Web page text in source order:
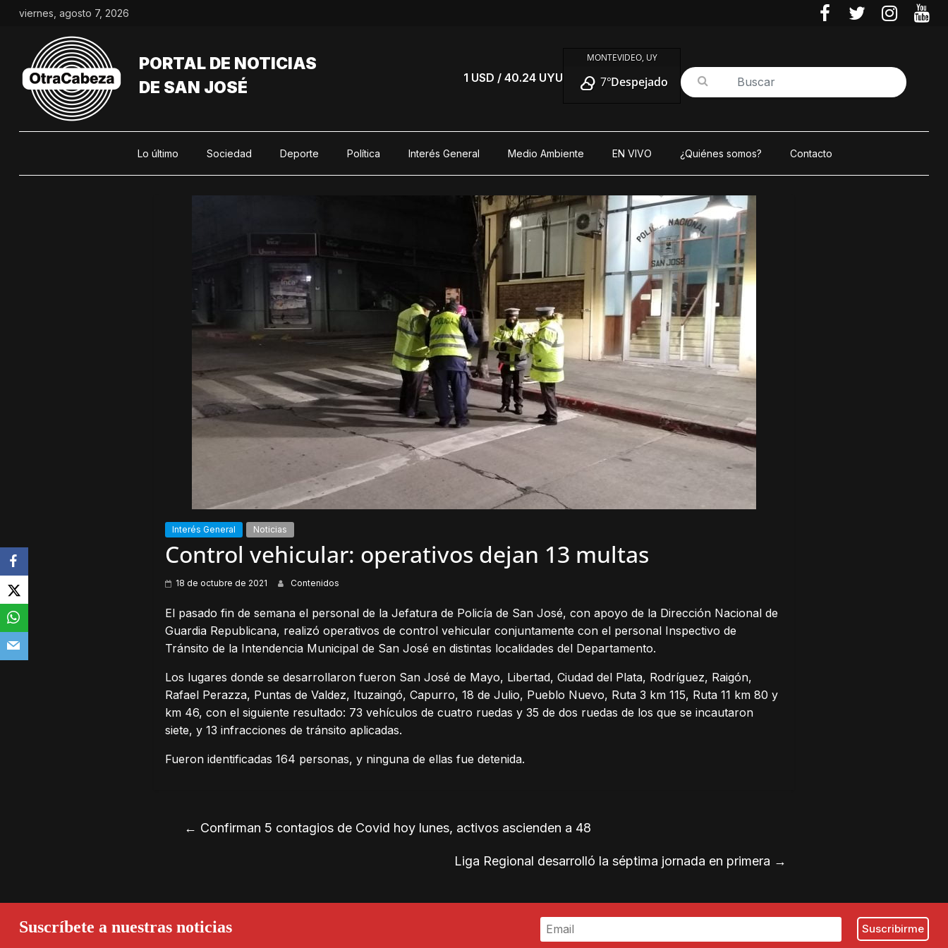
Saltar
contenido
viernes, agosto 7, 2026
PORTAL DE NOTICIAS
DE SAN JOSÉ
1 USD / 40.24 UYU
MONTEVIDEO, UY
7°Despejado
Lo último Sociedad Deporte Política Interés General Medio Ambiente EN VIVO ¿Quiénes somos? Contacto
Interés General Noticias
Control vehicular: operativos dejan 13 multas
18 de octubre de 2021 Contenidos
El pasado fin de semana el personal de la Jefatura de Policía de San José, con apoyo de la Dirección Nacional de
Guardia Republicana, realizó operativos de control vehicular conjuntamente con el personal Inspectivo de
Tránsito de la Intendencia Municipal de San José en distintas localidades del Departamento.
Los lugares donde se desarrollaron fueron San José de Mayo, Libertad, Ciudad del Plata, Rodríguez, Raigón,
Rafael Perazza, Puntas de Valdez, Ituzaingó, Capurro, 18 de Julio, Pueblo Nuevo, Ruta 3 km 115, Ruta 11 km 80 y
km 46, con el siguiente resultado: 73 vehículos de cuatro ruedas y 35 de dos ruedas de los que se incautaron
siete, y 13 infracciones de tránsito aplicadas.
Fueron identificadas 164 personas, y ninguna de ellas fue detenida.
← Confirman 5 contagios de Covid hoy lunes, activos ascienden a 48
Liga Regional desarrolló la séptima jornada en primera →
Suscríbete a nuestras noticias